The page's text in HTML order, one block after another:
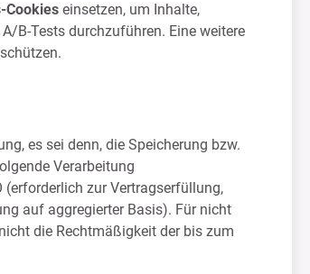
Cookies einsetzen, um Inhalte,
B-Tests durchzuführen. Eine weitere
es sei denn, die Speicherung bzw.
Verarbeitung
(erforderlich zur Vertragserfüllung,
auf aggregierter Basis). Für nicht
die Rechtmäßigkeit der bis zum